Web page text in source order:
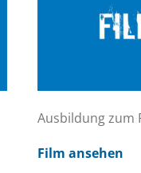
Ausbildung zum
Film ansehen